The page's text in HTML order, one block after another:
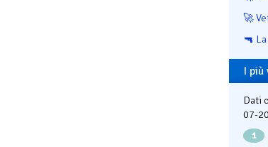
🚀
🔫
I più
Dati
07-
1